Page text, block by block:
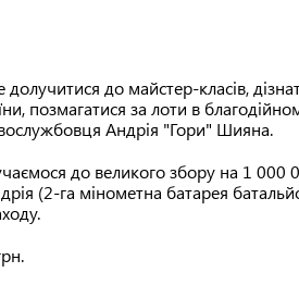
до майстер-класів,
позмагатися за лоти в
Андрія "Гори" Шияна.
до великого збору на 1 000
(2-га мінометна батарея